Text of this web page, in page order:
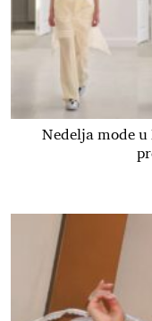
Nedelja mode